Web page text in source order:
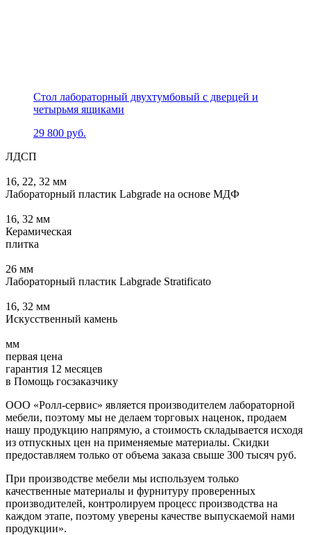
Стол лабораторный двухтумбовый с дверцей и
четырьмя ящиками
29 800 руб.
ЛДСП
16, 22, 32 мм
Лабораторный пластик Labgrade на основе МДФ
16, 32 мм
Керамическая
плитка
26 мм
Лабораторный пластик Labgrade Stratificato
16, 32 мм
Искусственный камень
мм
первая цена
гарантия 12 месяцев
в Помощь госзаказчику
ООО «Ролл-сервис» является производителем лабораторной
мебели, поэтому мы не делаем торговых наценок, продаем
нашу продукцию напрямую, а стоимость складывается исходя
из отпускных цен на применяемые материалы. Скидки
предоставляем только от объема заказа свыше 300 тысяч руб.
При производстве мебели мы используем только
качественные материалы и фурнитуру проверенных
производителей, контролируем процесс производства на
каждом этапе, поэтому уверены качестве выпускаемой нами
продукции».